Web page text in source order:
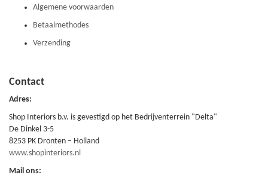
Algemene voorwaarden
Betaalmethodes
Verzending
Contact
Adres:
Shop Interiors b.v. is gevestigd op het Bedrijventerrein "Delta"
De Dinkel 3-5
8253 PK Dronten – Holland
www.shopinteriors.nl
Mail ons: